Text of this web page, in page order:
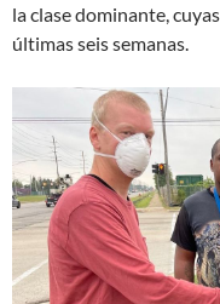
la clase dominante,
últimas seis semanas.